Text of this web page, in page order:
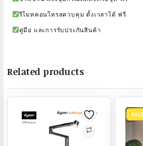
รีโมทคอนโทรลควบคุม ตั้งเวลาได้ ฟรี
คู่มือ และการรับประกันสินค้า
Related products